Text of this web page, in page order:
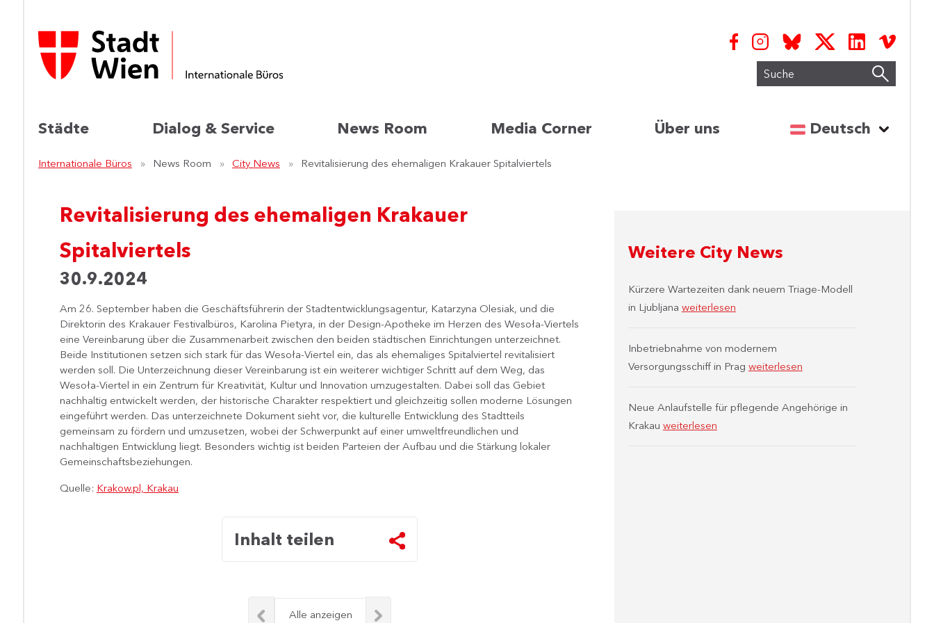
Suche
Städte Dialog & Service News Room Media Corner Über uns Sprache
Deutsch
Internationale Büros News Room City News Revitalisierung des ehemaligen Krakauer Spitalviertels
Revitalisierung des ehemaligen Krakauer
Spitalviertels
30.9.2024
Am 26. September haben die Geschäftsführerin der Stadtentwicklungsagentur, Katarzyna Olesiak, und die
Direktorin des Krakauer Festivalbüros, Karolina Pietyra, in der Design-Apotheke im Herzen des Wesoła-Viertels
eine Vereinbarung über die Zusammenarbeit zwischen den beiden städtischen Einrichtungen unterzeichnet.
Beide Institutionen setzen sich stark für das Wesoła-Viertel ein, das als ehemaliges Spitalviertel revitalisiert
werden soll. Die Unterzeichnung dieser Vereinbarung ist ein weiterer wichtiger Schritt auf dem Weg, das
Wesoła-Viertel in ein Zentrum für Kreativität, Kultur und Innovation umzugestalten. Dabei soll das Gebiet
nachhaltig entwickelt werden, der historische Charakter respektiert und gleichzeitig sollen moderne Lösungen
eingeführt werden. Das unterzeichnete Dokument sieht vor, die kulturelle Entwicklung des Stadtteils
gemeinsam zu fördern und umzusetzen, wobei der Schwerpunkt auf einer umweltfreundlichen und
nachhaltigen Entwicklung liegt. Besonders wichtig ist beiden Parteien der Aufbau und die Stärkung lokaler
Gemeinschaftsbeziehungen.
Quelle: Krakow.pl, Krakau
Inhalt teilen
Alle anzeigen
Weitere City News
Kürzere Wartezeiten dank neuem Triage-Modell
in Ljubljana weiterlesen
Inbetriebnahme von modernem
Versorgungsschiff in Prag weiterlesen
Neue Anlaufstelle für pflegende Angehörige in
Krakau weiterlesen